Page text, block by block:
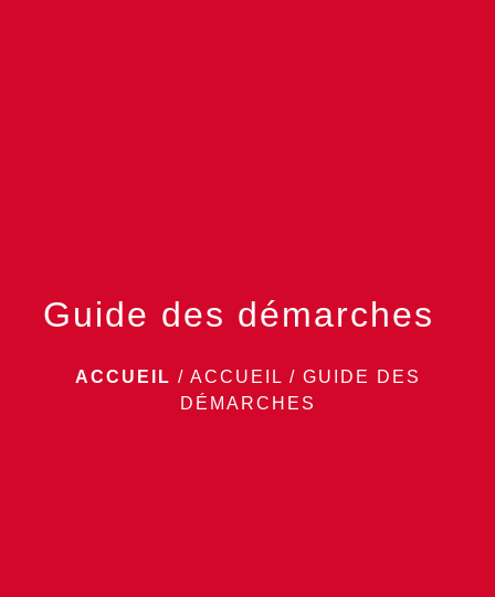
Guide des démarches
ACCUEIL / ACCUEIL / GUIDE DES
DÉMARCHES